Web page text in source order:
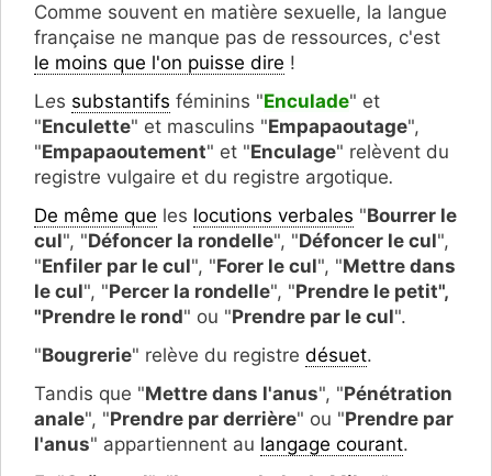
Comme souvent en matière sexuelle, la langue
française ne manque pas de ressources, c'est
le moins que l'on puisse dire !
Les substantifs féminins "Enculade" et
"Enculette" et masculins "Empapaoutage",
"Empapaoutement" et "Enculage" relèvent du
registre vulgaire et du registre argotique.
De même que les locutions verbales "Bourrer le
cul", "Défoncer la rondelle", "Défoncer le cul",
"Enfiler par le cul", "Forer le cul", "Mettre dans
le cul", "Percer la rondelle", "Prendre le petit",
"Prendre le rond" ou "Prendre par le cul".
"Bougrerie" relève du registre désuet.
Tandis que "Mettre dans l'anus", "Pénétration
anale", "Prendre par derrière" ou "Prendre par
l'anus" appartiennent au langage courant.